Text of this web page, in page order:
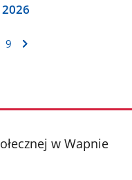
9
w Wapnie